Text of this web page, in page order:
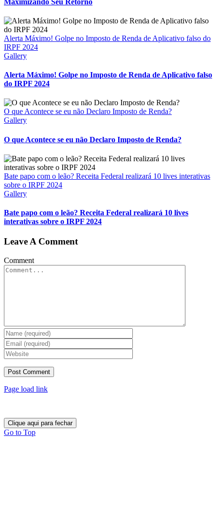
Alerta Máximo! Golpe no Imposto de Renda de Aplicativo falso do
IRPF 2024
Gallery
Alerta Máximo! Golpe no Imposto de Renda de Aplicativo falso
do IRPF 2024
O que Acontece se eu não Declaro Imposto de Renda?
Gallery
O que Acontece se eu não Declaro Imposto de Renda?
Bate papo com o leão? Receita Federal realizará 10 lives interativas
sobre o IRPF 2024
Gallery
Bate papo com o leão? Receita Federal realizará 10 lives
interativas sobre o IRPF 2024
Leave A Comment
Comment
Page load link
Clique aqui para fechar
Go to Top